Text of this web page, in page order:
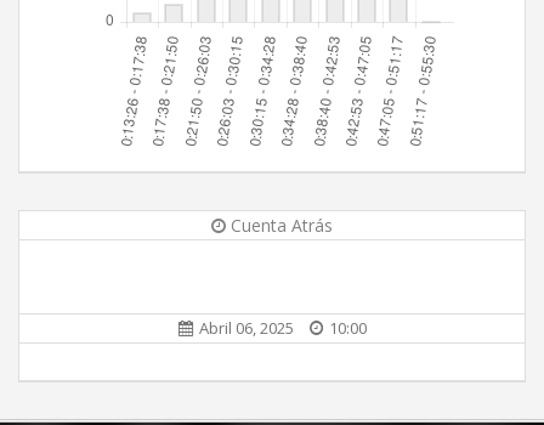
Cuenta Atrás
Abril 06, 2025 10:00